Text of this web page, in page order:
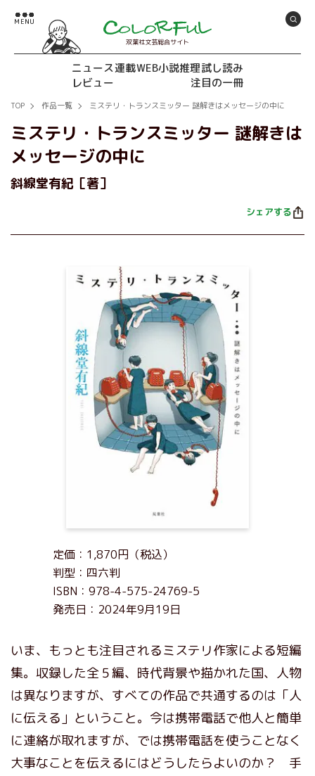
双葉社文芸総合サイト
ニュース連載WEB小説推理試し読み
レビュー
注目の一冊
TOP 作品一覧 ミステリ・トランスミッター 謎解きはメッセージの中に
ミステリ・トランスミッター 謎解きは
メッセージの中に
斜線堂有紀［著］
シェアする
定価：1,870円（税込）
判型：四六判
ISBN：978-4-575-24769-5
発売日：2024年9月19日
いま、もっとも注目されるミステリ作家による短編
集。収録した全５編、時代背景や描かれた国、人物
は異なりますが、すべての作品で共通するのは「人
に伝える」ということ。今は携帯電話で他人と簡単
に連絡が取れますが、では携帯電話を使うことなく
大事なことを伝えるにはどうしたらよいのか？ 手